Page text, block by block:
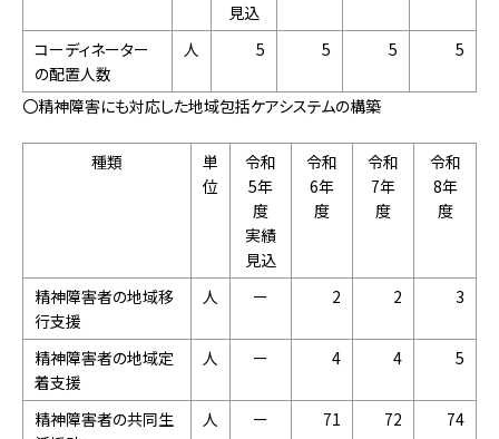
見込
コーディネーター
の配置人数
人 5 5 5 5
〇精神障害にも対応した地域包括ケアシステムの構築
種類
単
位
令和
5年
度
実績
見込
令和
6年
度
令和
7年
度
令和
8年
度
精神障害者の地域移
行支援
人 ー 2 2 3
精神障害者の地域定
着支援
人 ー 4 4 5
精神障害者の共同生
人 ー 71 72 74